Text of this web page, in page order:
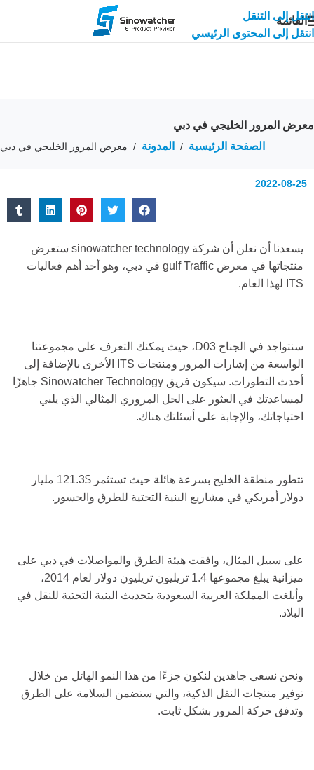
انتقل إلى التنقل
انتقل إلى المحتوى الرئيسي
القائمة
معرض المرور الخليجي في دبي
الصفحة الرئيسية / المدونة / معرض المرور الخليجي في دبي
2022-08-25
يسعدنا أن نعلن أن شركة sinowatcher technology ستعرض
منتجاتها في معرض gulf Traffic في دبي، وهو أحد أهم فعاليات
ITS لهذا العام.
سنتواجد في الجناح D03، حيث يمكنك التعرف على مجموعتنا
الواسعة من إشارات المرور ومنتجات ITS الأخرى بالإضافة إلى
أحدث التطورات. سيكون فريق Sinowatcher Technology جاهزًا
لمساعدتك في العثور على الحل المروري المثالي الذي يلبي
احتياجاتك، والإجابة على أسئلتك هناك.
تتطور منطقة الخليج بسرعة هائلة حيث تستثمر $121.3 مليار
دولار أمريكي في مشاريع البنية التحتية للطرق والجسور.
على سبيل المثال، وافقت هيئة الطرق والمواصلات في دبي على
ميزانية يبلغ مجموعها 1.4 تريليون تريليون دولار لعام 2014،
وأبلغت المملكة العربية السعودية بتحديث البنية التحتية للنقل في
البلاد.
ونحن نسعى جاهدين لنكون جزءًا من هذا النمو الهائل من خلال
توفير منتجات النقل الذكية، والتي ستضمن السلامة على الطرق
وتدفق حركة المرور بشكل ثابت.